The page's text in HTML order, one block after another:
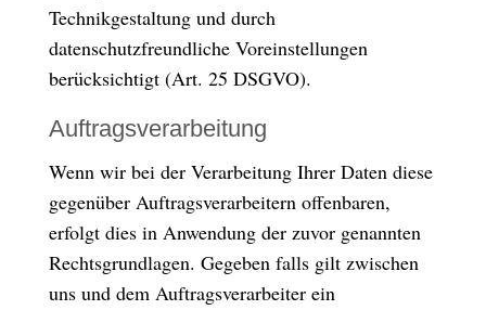
Technikgestaltung und durch
datenschutzfreundliche Voreinstellungen
berücksichtigt (Art. 25 DSGVO).
Auftragsverarbeitung
Wenn wir bei der Verarbeitung Ihrer Daten diese
gegenüber Auftragsverarbeitern offenbaren,
erfolgt dies in Anwendung der zuvor genannten
Rechtsgrundlagen. Gegeben falls gilt zwischen
uns und dem Auftragsverarbeiter ein